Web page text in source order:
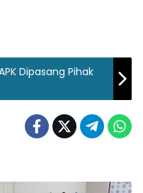
Dipasang Pihak